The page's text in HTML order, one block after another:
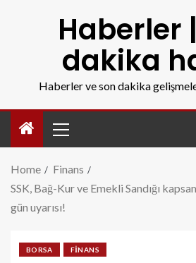
Haberler
dakika
Haberler ve son dakika
Home
Finans
SSK, Bağ-Kur ve Emekli Sandığı
gün uyarısı!
BORSA FINANS